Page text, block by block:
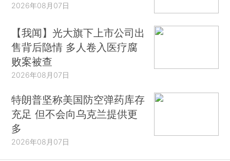
2026年08月07日
【我闻】光大旗下上市公司出
售背后隐情 多人卷入医疗腐
败案被查
2026年08月07日
特朗普坚称美国防空弹药库存
充足 但不会向乌克兰提供更
多
2026年08月07日